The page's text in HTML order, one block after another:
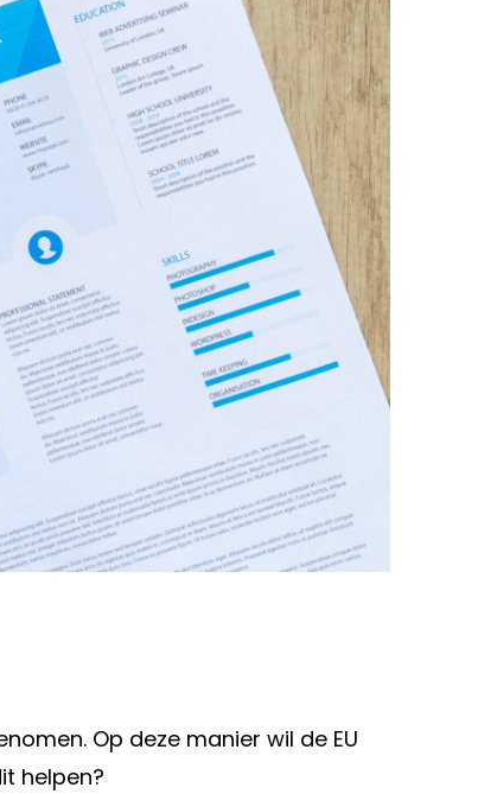
Op deze manier wil de EU
helpen?